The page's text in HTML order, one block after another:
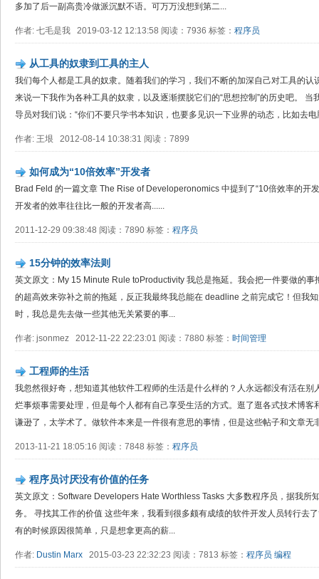
多加了后一副高贵冷做派沉默不语。可万万没想到第二...
作者: 七毛是我 2019-03-12 12:13:58 阅读：7936 标签： 程序员
从工具的奴隶到工具的主人
我们每个人都是工具的奴隶。随着我们的学习，我们不断的加深自己对工具的
来说一下我作为各种工具的奴隶，以及逐渐摆脱它们的“思想控制”的历史吧。
导员对我们说：“你们不要只学书本知识，也要多见识一下业界的动态，比如去电
作者: 王垠 2012-08-14 10:38:31 阅读：7899
如何成为“10倍效率”开发者
Brad Feld 的一篇文章 The Rise of Developeronomics 中提到了“10倍效率的开
开发者的效率往往比一般的开发者高......
2011-12-29 09:38:48 阅读：7890 标签： 程序员
15分钟的效率法则
英文原文：My 15 Minute Rule toProductivity 我总是拖延。我会把一件要做的
的超高效来弥补之前的拖延，反正我最终我总能在 deadline 之前完成它！但我
时，我总是先去做一些其他无关紧要的事...
作者: jsonmez 2012-11-22 22:23:01 阅读：7880 标签： 时间管理
工程师的生活
我忽然很好奇，想知道其他软件工程师的生活是什么样的？人永远都没有活在
烂事烦事需要处理，但是每个人都有自己享受生活的方式。逛了逛各式技术博
谦逊了，太学术了。做软件本来是一件很有意思的事情，但是这些帖子和文章无
2013-11-21 18:05:16 阅读：7848 标签： 程序员
程序员讨厌没有价值的任务
英文原文：Software Developers Hate Worthless Tasks 大多数程序员，据我所
务。 寻找其工作的价值 这些年来，我看到很多颇有成绩的软件开发人员转行去
有的时候原因很简单，只是想拿更高的薪...
作者: Dustin Marx 2015-03-23 22:32:23 阅读：7813 标签： 程序员 编程